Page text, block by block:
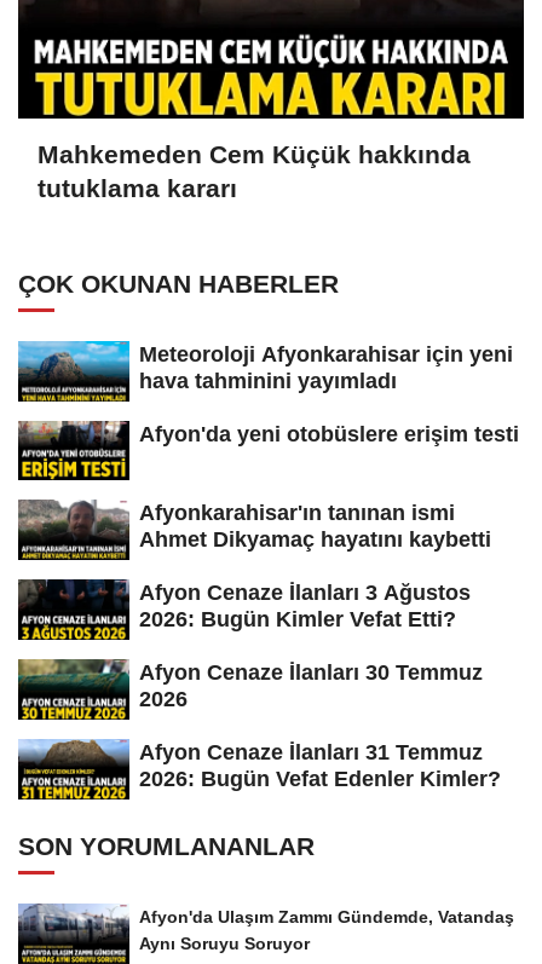
Mahkemeden Cem Küçük hakkında
tutuklama kararı
ÇOK OKUNAN HABERLER
Meteoroloji Afyonkarahisar için yeni
hava tahminini yayımladı
Afyon'da yeni otobüslere erişim testi
Afyonkarahisar'ın tanınan ismi
Ahmet Dikyamaç hayatını kaybetti
Afyon Cenaze İlanları 3 Ağustos
2026: Bugün Kimler Vefat Etti?
Afyon Cenaze İlanları 30 Temmuz
2026
Afyon Cenaze İlanları 31 Temmuz
2026: Bugün Vefat Edenler Kimler?
SON YORUMLANANLAR
Afyon'da Ulaşım Zammı Gündemde, Vatandaş
Aynı Soruyu Soruyor